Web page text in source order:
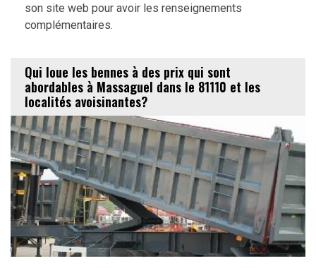
son site web pour avoir les renseignements
complémentaires.
Qui loue les bennes à des prix qui sont
abordables à Massaguel dans le 81110 et les
localités avoisinantes?